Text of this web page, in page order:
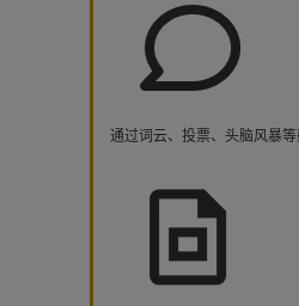
通过词云、投票、头脑风暴